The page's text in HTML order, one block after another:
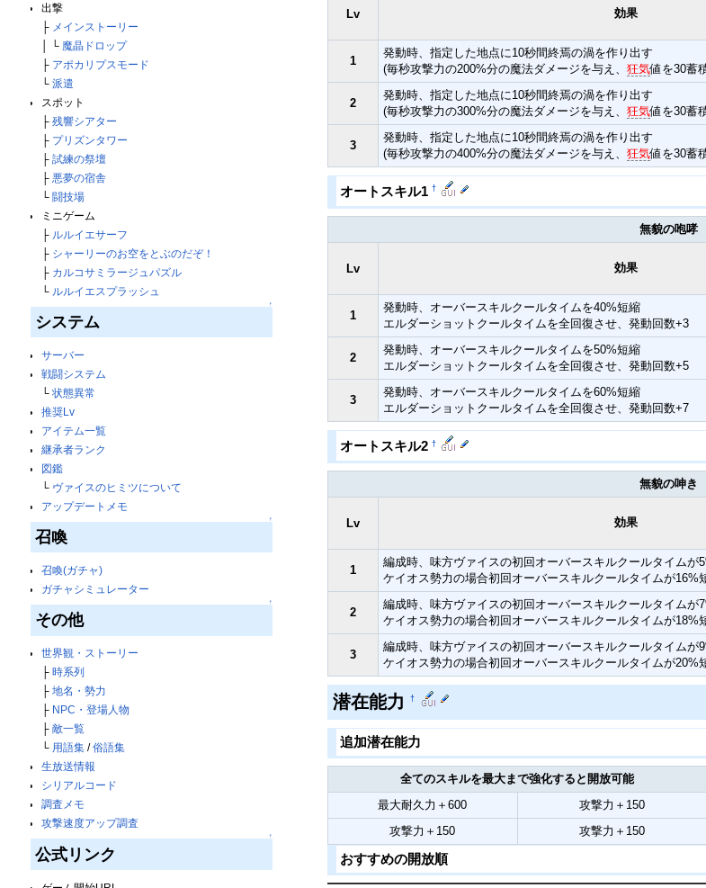
出撃
├ メインストーリー
│ └ 魔晶ドロップ
├ アポカリプスモード
└ 派遣
スポット
├ 残響シアター
├ プリズンタワー
├ 試練の祭壇
├ 悪夢の宿舎
└ 闘技場
ミニゲーム
├ ルルイエサーフ
├ シャーリーのお空をとぶのだぞ！
├ カルコサミラージュパズル
└ ルルイエスプラッシュ
↑
システム
サーバー
戦闘システム
└ 状態異常
推奨Lv
アイテム一覧
継承者ランク
図鑑
└ ヴァイスのヒミツについて
アップデートメモ
↑
召喚
召喚(ガチャ)
ガチャシミュレーター
↑
その他
世界観・ストーリー
├ 時系列
├ 地名・勢力
├ NPC・登場人物
├ 敵一覧
└ 用語集/俗語集
生放送情報
シリアルコード
調査メモ
攻撃速度アップ調査
↑
公式リンク
Lv 効果
1
発動時、指定した地点に10秒間終焉の渦を作り出す
(毎秒攻撃力の200%分の魔法ダメージを与え、 狂気値を30蓄
2
発動時、指定した地点に10秒間終焉の渦を作り出す
(毎秒攻撃力の300%分の魔法ダメージを与え、 狂気値を30蓄
3
発動時、指定した地点に10秒間終焉の渦を作り出す
(毎秒攻撃力の400%分の魔法ダメージを与え、 狂気値を30蓄
オートスキル1†
無貌の咆哮
Lv 効果
1
発動時、オーバースキルクールタイムを40%短縮
エルダーショットクールタイムを全回復させ、発動回数+3
2
発動時、オーバースキルクールタイムを50%短縮
エルダーショットクールタイムを全回復させ、発動回数+5
3
発動時、オーバースキルクールタイムを60%短縮
エルダーショットクールタイムを全回復させ、発動回数+7
オートスキル2†
無貌の呻き
Lv 効果
1
編成時、味方ヴァイスの初回オーバースキルクールタイムが
ケイオス勢力の場合初回オーバースキルクールタイムが16%
2
編成時、味方ヴァイスの初回オーバースキルクールタイムが
ケイオス勢力の場合初回オーバースキルクールタイムが18%
3
編成時、味方ヴァイスの初回オーバースキルクールタイムが
ケイオス勢力の場合初回オーバースキルクールタイムが20%
潜在能力 †
追加潜在能力
全てのスキルを最大まで強化すると開放可能
最大耐久力＋600
攻撃力＋150
攻撃力＋150
攻撃力＋150
おすすめの開放順